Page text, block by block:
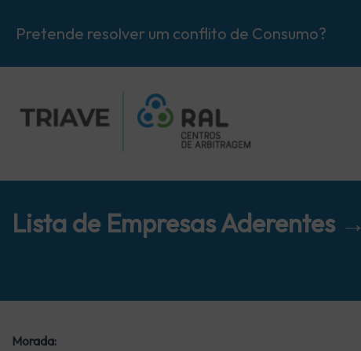
Pretende resolver um conflito de Consumo?
Lista de Empresas Aderentes →
Morada: